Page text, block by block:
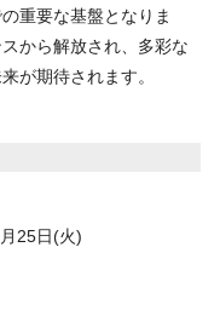
重要な基盤となりま
から解放され、多彩な
が期待されます。
25日(火)